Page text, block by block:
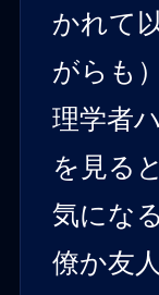
かれて
がらも
理学者
を見る
気にな
僚か友